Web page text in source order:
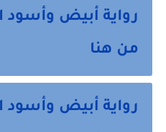
رواية أبيض وأسود
من هنا
رواية أبيض وأسود